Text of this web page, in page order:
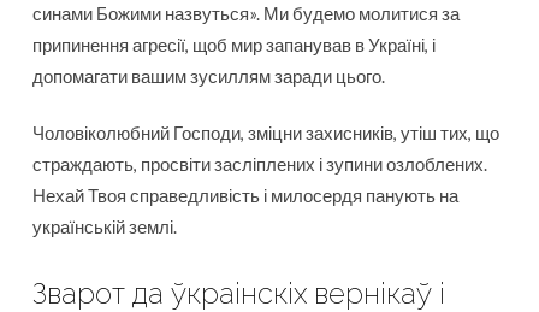
синами Божими назвуться». Ми будемо молитися за
припинення агресії, щоб мир запанував в Україні, і
допомагати вашим зусиллям заради цього.
Чоловіколюбний Господи, зміцни захисників, утіш тих, що
страждають, просвіти засліплених і зупини озлоблених.
Нехай Твоя справедливість і милосердя панують на
українській землі.
Зварот да ўкраінскіх вернікаў і